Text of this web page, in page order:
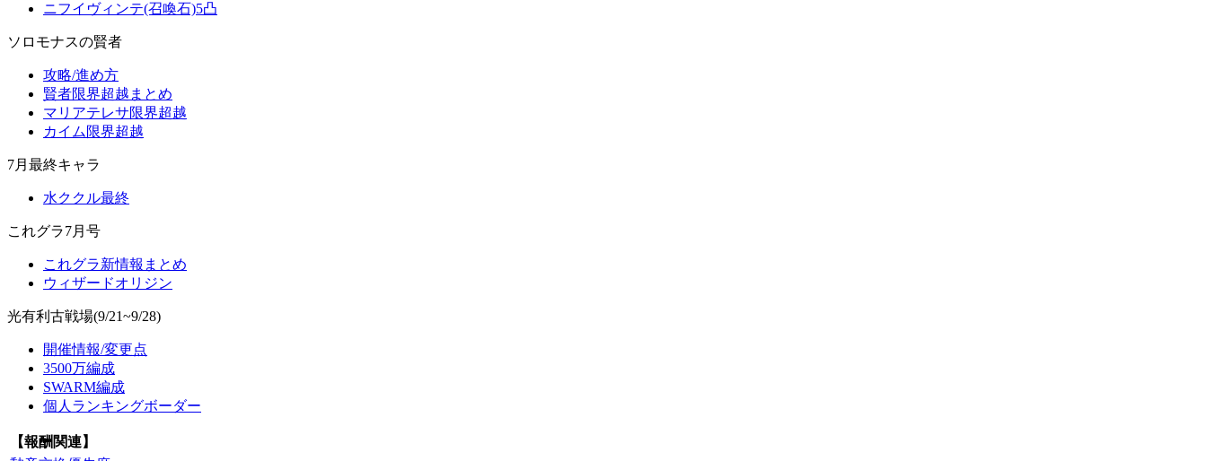
ニフイヴィンテ(召喚石)5凸
ソロモナスの賢者
攻略/進め方
賢者限界超越まとめ
マリアテレサ限界超越
カイム限界超越
7月最終キャラ
水ククル最終
これグラ7月号
これグラ新情報まとめ
ウィザードオリジン
光有利古戦場(9/21~9/28)
開催情報/変更点
3500万編成
SWARM編成
個人ランキングボーダー
【報酬関連】